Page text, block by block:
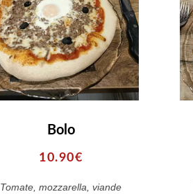
Bolo
10.90€
Tomate, mozzarella, viande